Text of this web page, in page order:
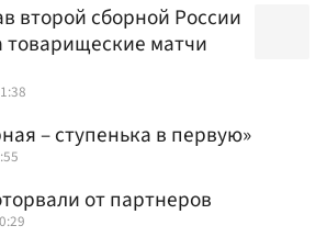
второй сборной России
товарищеские матчи
– ступенька в первую»
от партнеров